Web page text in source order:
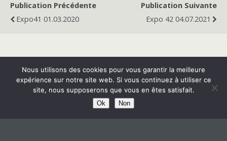
Publication Précédente
Expo41 01.03.2020
Publication Suivante
Expo 42 04.07.2021
Mobile Bureau
Nous utilisons des cookies pour vous garantir la meilleure
expérience sur notre site web. Si vous continuez à utiliser ce
site, nous supposerons que vous en êtes satisfait.
Ok Non